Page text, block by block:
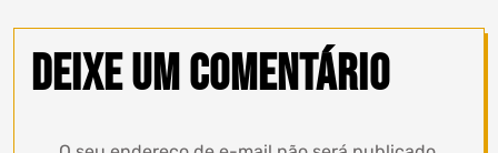
Deixe um comentário